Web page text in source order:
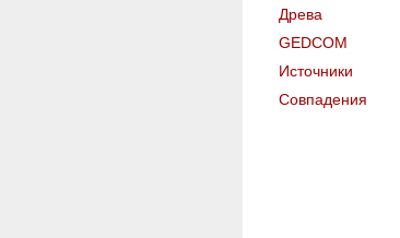
Древа
GEDCOM
Источники
Совпадения